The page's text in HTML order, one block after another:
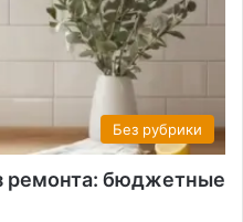
Без рубрики
ремонта: бюджетные